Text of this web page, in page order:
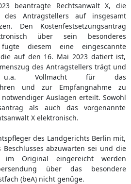
beantragte Rechtsanwalt X, die
des Antragstellers auf insgesamt
Den Kostenfestsetzungsantrag
über sein besonderes
diesem eine eingescannte
auf den 16. Mai 2023 datiert ist,
des Antragstellers trägt und
u.a. Vollmacht für das
und zur Empfangnahme zu
Auslagen erteilt. Sowohl
als auch das vorgenannte
X elektronisch.
des Landgerichts Berlin mit,
Beschlusses abzuwarten sei und die
im Original eingereicht werden
über das besondere
(beA) nicht genüge.